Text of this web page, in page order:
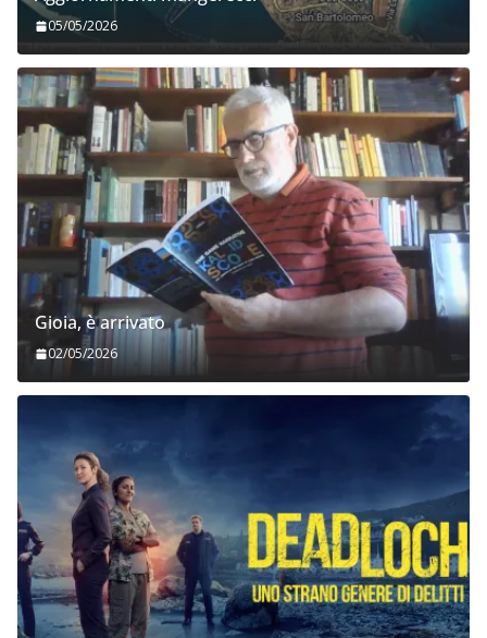
Aggiornamenti mangerecci
05/05/2026
Gioia, è arrivato
02/05/2026